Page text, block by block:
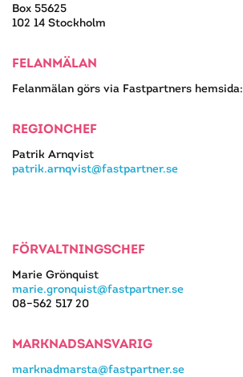
Box 55625
102 14 Stockholm
FELANMÄLAN
Felanmälan görs via Fastpartners hemsida:
REGIONCHEF
Patrik Arnqvist
patrik.arnqvist@fastpartner.se
FÖRVALTNINGSCHEF
Marie Grönquist
marie.gronquist@fastpartner.se
08–562 517 20
MARKNADSANSVARIG
marknadmarsta@fastpartner.se